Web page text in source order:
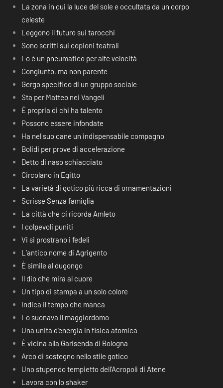
La zona in cui la luce del sole e occultata da un corpo
celeste
Leggono il futuro sui tarocchi
Sono scritti sui copioni teatrali
Lo è un pneumatico per alte velocità
Congiunto, ma non parente
Gergo specifico di un gruppo sociale
Sta per Matteo nei Vangeli
É propria di chi ha talento
Possono essere infondate
Ha nel suo cane un indispensabile compagno
Bolidi per prove di accelerazione
Detto di naso schiacciato
Circolano in Egitto
La varietà di gotico più ricca di ornamentazioni
Scrisse Senza famiglia
La città che ci ricorda Amleto
I colpevoli puniti
Vi si prostrano i fedeli
L’antico nome di Agrigento
È simile al dugongo
Il dio che mira al cuore
Un tipo di stampa a un solo colore
Indica il tempo che manca
Lo suonava il maggiordomo
Una unità d’energia in fisica atomica
È vicina alla Garisenda di Bologna
Arco di sostegno nello stile gotico
Uno stupendo tempietto dell’Acropoli di Atene
Lavora con lo shaker